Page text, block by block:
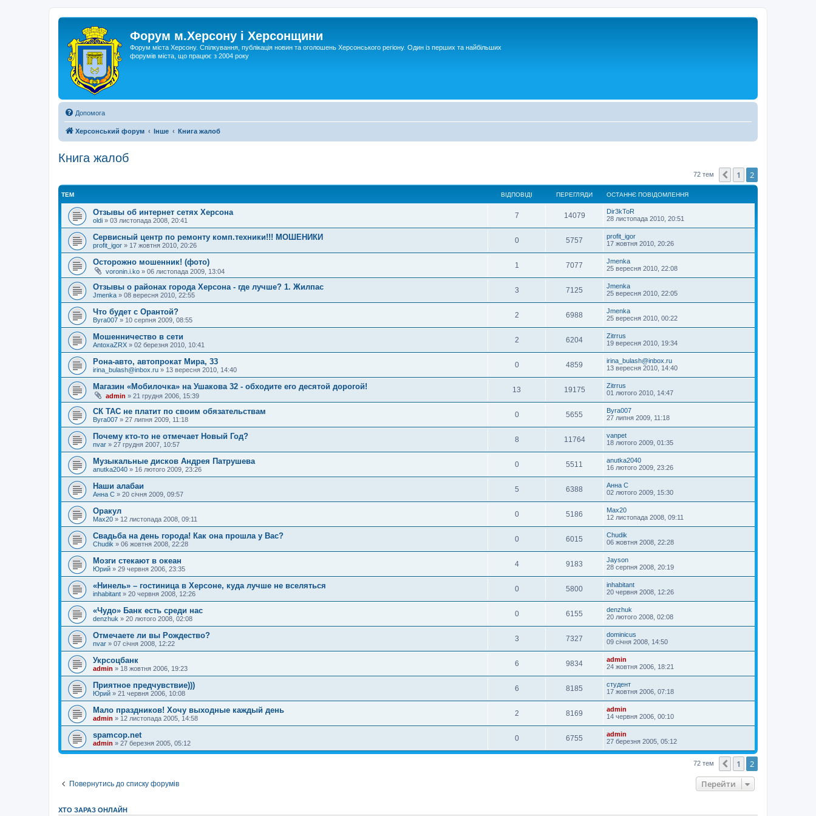
Форум м.Херсону і Херсонщини
Форум міста Херсону. Спілкування, публікація новин та оголошень Херсонського регіону. Один із перших та найбільших
форумів міста, що працює з 2004 року
Допомога
Херсонський форум Інше Книга жалоб
Книга жалоб
72 тем Поперед.
1 2
ТЕМ ВІДПОВІДІ ПЕРЕГЛЯДИ ОСТАННЄ ПОВІДОМЛЕННЯ
Отзывы об интернет сетях Херсона
oldi » 03 листопада 2008, 20:41
7 14079
Dir3kToR
28 листопада 2010, 20:51
Сервисный центр по ремонту комп.техники!!! МОШЕНИКИ
profit_igor » 17 жовтня 2010, 20:26
0 5757
profit_igor
17 жовтня 2010, 20:26
Осторожно мошенник! (фото)
voronin.i.ko » 06 листопада 2009, 13:04
1 7077
Jmenka
25 вересня 2010, 22:08
Отзывы о районах города Херсона - где лучше? 1. Жилпас
Jmenka » 08 вересня 2010, 22:55
3 7125
Jmenka
25 вересня 2010, 22:05
Что будет с Орантой?
Byra007 » 10 серпня 2009, 08:55
2 6988
Jmenka
25 вересня 2010, 00:22
Мошенничество в сети
AntoxaZRX » 02 березня 2010, 10:41
2 6204
Zitrrus
19 вересня 2010, 19:34
Рона-авто, автопрокат Мира, 33
irina_bulash@inbox.ru » 13 вересня 2010, 14:40
0 4859
irina_bulash@inbox.ru
13 вересня 2010, 14:40
Магазин «Мобилочка» на Ушакова 32 - обходите его десятой дорогой!
admin » 21 грудня 2006, 15:39
13 19175
Zitrrus
01 лютого 2010, 14:47
СК ТАС не платит по своим обязательствам
Byra007 » 27 липня 2009, 11:18
0 5655
Byra007
27 липня 2009, 11:18
Почему кто-то не отмечает Новый Год?
nvar » 27 грудня 2007, 10:57
8 11764
vanpet
18 лютого 2009, 01:35
Музыкальные дисков Андрея Патрушева
anutka2040 » 16 лютого 2009, 23:26
0 5511
anutka2040
16 лютого 2009, 23:26
Наши алабаи
Анна С » 20 січня 2009, 09:57
5 6388
Анна С
02 лютого 2009, 15:30
Оракул
Max20 » 12 листопада 2008, 09:11
0 5186
Max20
12 листопада 2008, 09:11
Свадьба на день города! Как она прошла у Вас?
Chudik » 06 жовтня 2008, 22:28
0 6015
Chudik
06 жовтня 2008, 22:28
Мозги стекают в океан
Юрий » 29 червня 2006, 23:35
4 9183
Jayson
28 серпня 2008, 20:19
«Нинель» – гостиница в Херсоне, куда лучше не вселяться
inhabitant » 20 червня 2008, 12:26
0 5800
inhabitant
20 червня 2008, 12:26
«Чудо» Банк есть среди нас
denzhuk » 20 лютого 2008, 02:08
0 6155
denzhuk
20 лютого 2008, 02:08
Отмечаете ли вы Рождество?
nvar » 07 січня 2008, 12:22
3 7327
dominicus
09 січня 2008, 14:50
Укрсоцбанк
admin » 18 жовтня 2006, 19:23
6 9834
admin
24 жовтня 2006, 18:21
Приятное предчувствие)))
Юрий » 21 червня 2006, 10:08
6 8185
студент
17 жовтня 2006, 07:18
Мало праздников! Хочу выходные каждый день
admin » 12 листопада 2005, 14:58
2 8169
admin
14 червня 2006, 00:10
spamcop.net
admin » 27 березня 2005, 05:12
0 6755
admin
27 березня 2005, 05:12
72 тем Поперед.
1 2
Повернутись до списку форумів Перейти
ХТО ЗАРАЗ ОНЛАЙН